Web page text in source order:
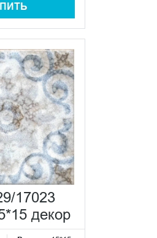
17023
декор